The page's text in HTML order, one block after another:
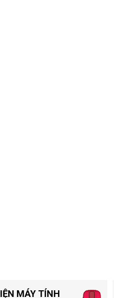
MÁY TÍNH